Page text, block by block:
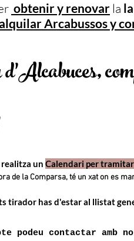
obtenir y renovar la
Arcabussos y
un Calendari per
de la Comparsa, té un xat on es
tirador has d'estar al llistat
podeu contactar amb